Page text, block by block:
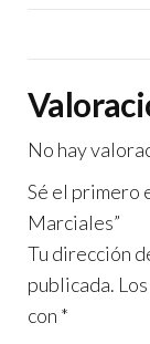
No hay
Sé el primero
Marciales”
Tu dirección
publicada.
con *